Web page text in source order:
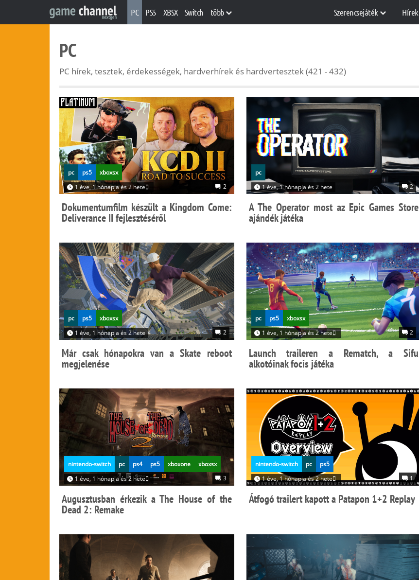
PC PS5 XBSX Switch több Szerencsejáték Hírek
PC
PC hírek, tesztek, érdekességek, hardverhírek és hardvertesztek (421 - 432)
2
pc ps5
xboxsx
1 éve, 1 hónapja és 2 hete
Dokumentumfilm készült a Kingdom Come:
Deliverance II fejlesztéséről
2
pc
1 éve, 1 hónapja és 2 hete
A The Operator most az Epic Games Store
ajándék játéka
2
pc ps5
xboxsx
1 éve, 1 hónapja és 2 hete
Már csak hónapokra van a Skate reboot
megjelenése
2
pc ps5
xboxsx
1 éve, 1 hónapja és 2 hete
Launch traileren a Rematch, a Sifu
alkotóinak focis játéka
3
nintendo-switch pc ps4 ps5 xboxone
xboxsx
1 éve, 1 hónapja és 2 hete
Augusztusban érkezik a The House of the
Dead 2: Remake
1
nintendo-switch pc
ps5
1 éve, 1 hónapja és 2 hete
Átfogó trailert kapott a Patapon 1+2 Replay